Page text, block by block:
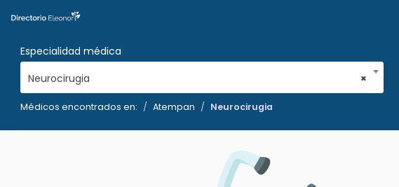
Especialidad médica
×
Neurocirugia
Médicos encontrados en: Atempan Neurocirugia